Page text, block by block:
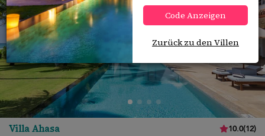
Villa Ahasa 10.0(12)
Code Anzeigen
Zurück zu den Villen